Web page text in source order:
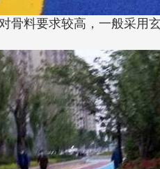
骨料要求较高，一般采用